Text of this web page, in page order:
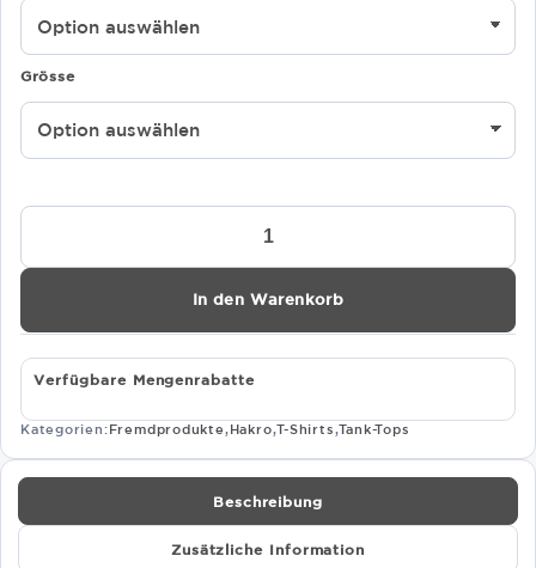
Grösse
HAKRO
TANK-
TOP
159
In den Warenkorb
Verfügbare Mengenrabatte
Kategorien:Fremdprodukte,Hakro,T-Shirts,Tank-Tops
Beschreibung
Zusätzliche Information